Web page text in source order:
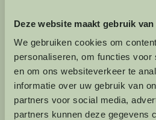
Deze website maakt gebruik
We gebruiken cookies om
personaliseren, om functies voor
en om ons websiteverkeer te
informatie over uw gebruik van
partners voor social media,
partners kunnen deze gegevens
Privacybeleid
Door dit formulier te gebruiken
opslag en verwerking van uw
privacybeleid is hierop van